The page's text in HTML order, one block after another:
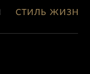
СТИЛЬ ЖИЗНИ